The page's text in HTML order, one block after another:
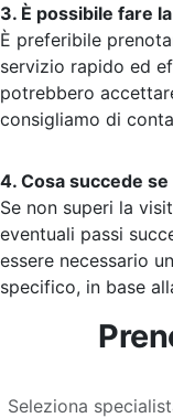
3. È possibile fare
È preferibile
servizio rapido ed
potrebbero
consigliamo di
4. Cosa succede
Se non superi la
eventuali passi
essere necessario
specifico, in base
Seleziona